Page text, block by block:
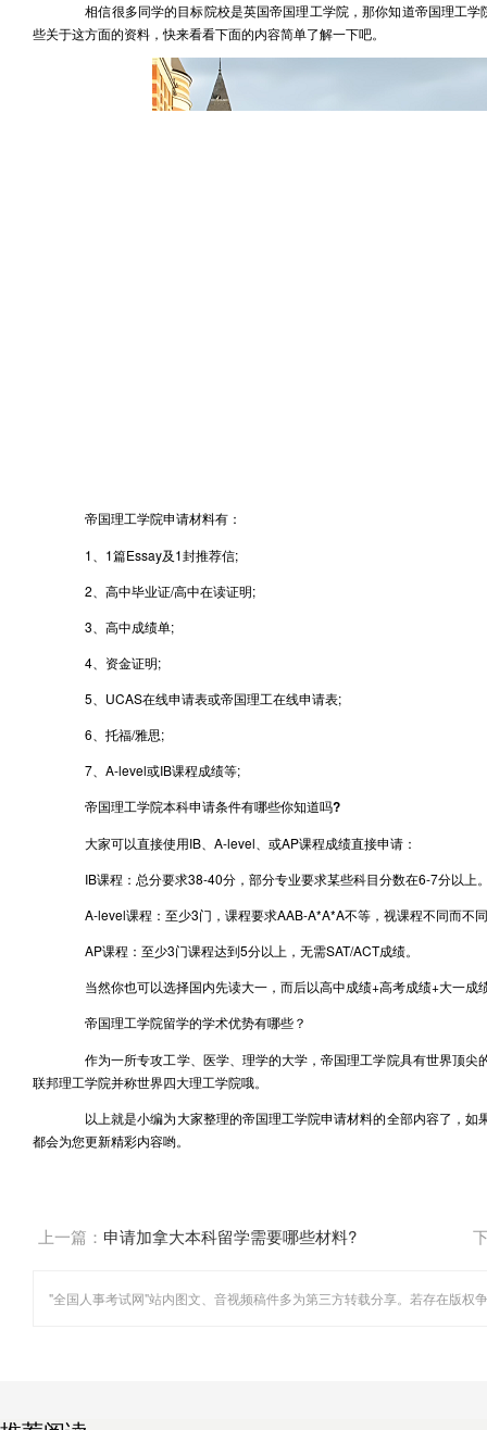
相信很多同学的目标院校是英国帝国理工学院，那你知道帝国理工学
些关于这方面的资料，快来看看下面的内容简单了解一下吧。
帝国理工学院申请材料有：
1、1篇Essay及1封推荐信;
2、高中毕业证/高中在读证明;
3、高中成绩单;
4、资金证明;
5、UCAS在线申请表或帝国理工在线申请表;
6、托福/雅思;
7、A-level或IB课程成绩等;
帝国理工学院本科申请条件有哪些你知道吗?
大家可以直接使用IB、A-level、或AP课程成绩直接申请：
IB课程：总分要求38-40分，部分专业要求某些科目分数在6-7分以上
A-level课程：至少3门，课程要求AAB-A*A*A不等，视课程不同而不
AP课程：至少3门课程达到5分以上，无需SAT/ACT成绩。
当然你也可以选择国内先读大一，而后以高中成绩+高考成绩+大一成
帝国理工学院留学的学术优势有哪些？
作为一所专攻工学、医学、理学的大学，帝国理工学院具有世界顶尖
联邦理工学院并称世界四大理工学院哦。
以上就是小编为大家整理的帝国理工学院申请材料的全部内容了，如
都会为您更新精彩内容哟。
上一篇： 申请加拿大本科留学需要哪些材料?